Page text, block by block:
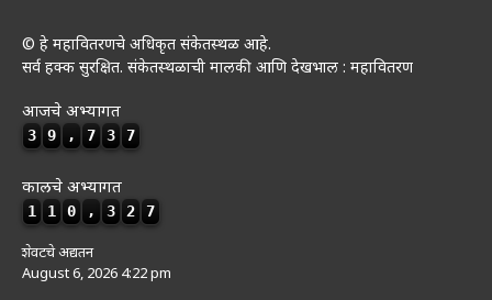
© हे महावितरणचे अधिकृत संकेतस्थळ आहे.
सर्व हक्क सुरक्षित. संकेतस्थळाची मालकी आणि देखभाल : महावितरण
आजचे अभ्यागत
3 9 , 7 3 7
कालचे अभ्यागत
1 1 0 , 3 2 7
शेवटचे अद्यतन
August 6, 2026 4:22 pm